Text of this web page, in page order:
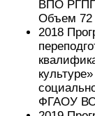
ВПО
Объем 72
2018
ФГАОУ ВО